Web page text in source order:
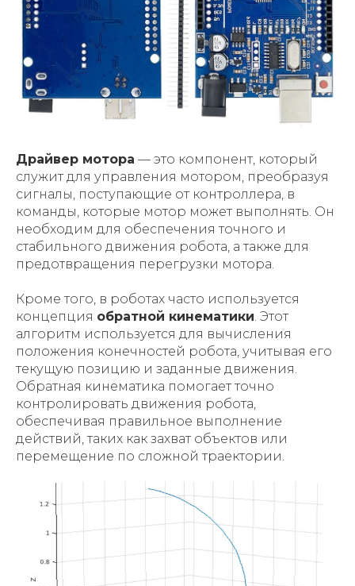
Драйвер мотора — это компонент, который
служит для управления мотором, преобразуя
сигналы, поступающие от контроллера, в
команды, которые мотор может выполнять. Он
необходим для обеспечения точного и
стабильного движения робота, а также для
предотвращения перегрузки мотора.
Кроме того, в роботах часто используется
концепция обратной кинематики. Этот
алгоритм используется для вычисления
положения конечностей робота, учитывая его
текущую позицию и заданные движения.
Обратная кинематика помогает точно
контролировать движения робота,
обеспечивая правильное выполнение
действий, таких как захват объектов или
перемещение по сложной траектории.